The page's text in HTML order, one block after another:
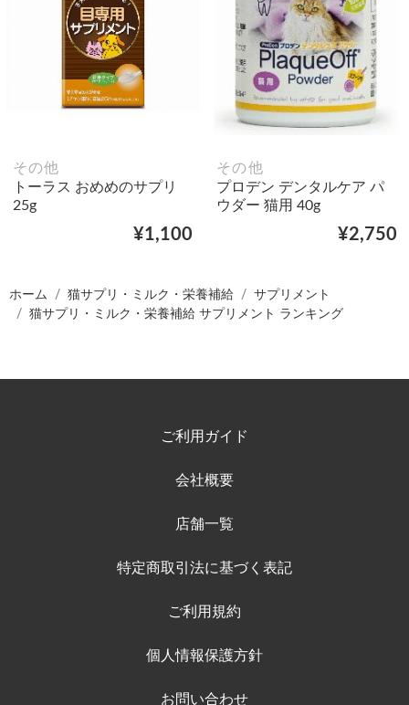
その他
トーラス おめめのサプリ
25g
¥1,100
その他
プロデン デンタルケア パ
ウダー 猫用 40g
¥2,750
ホーム 猫サプリ・ミルク・栄養補給
サプリメント
猫サプリ・ミルク・栄養補給 サプリメント ランキング
ご利用ガイド
会社概要
店舗一覧
特定商取引法に基づく表記
ご利用規約
個人情報保護方針
お問い合わせ